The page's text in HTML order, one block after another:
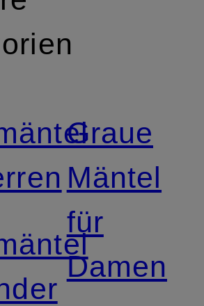
Graue
Mäntel
für
Damen